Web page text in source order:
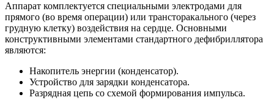
Аппарат комплектуется специальными электродами для
прямого (во время операции) или трансторакального (через
грудную клетку) воздействия на сердце. Основными
конструктивными элементами стандартного дефибриллятора
являются:
Накопитель энергии (конденсатор).
Устройство для зарядки конденсатора.
Разрядная цепь со схемой формирования импульса.